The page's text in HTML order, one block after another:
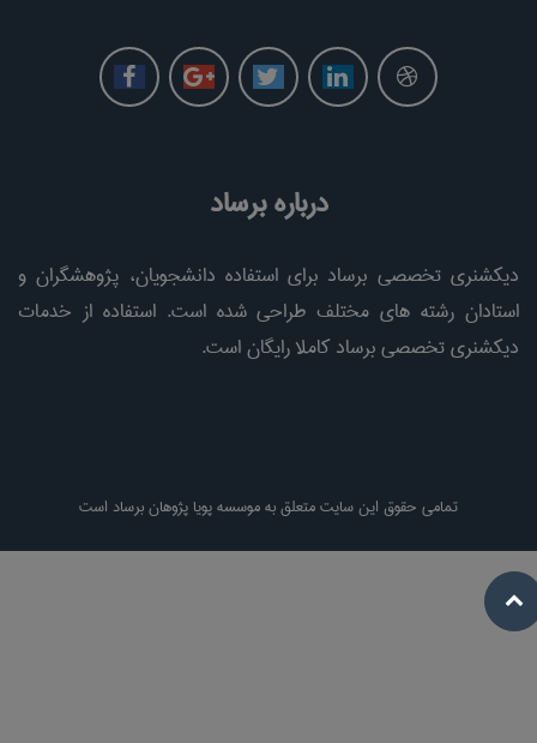
درباره برساد
دیکشنری تخصصی برساد برای استفاده دانشجویان، پژوهشگران و
استادان رشته های مختلف طراحی شده است. استفاده از خدمات
دیکشنری تخصصی برساد کاملا رایگان است.
تمامی حقوق این سایت متعلق به موسسه پویا پژوهان برساد است